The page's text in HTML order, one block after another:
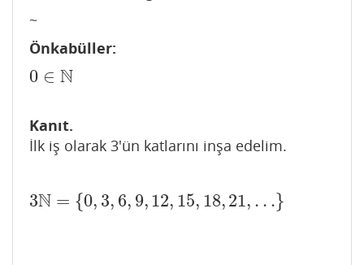
~
Önkabüller:
0 ∈ N
0∈N
Kanıt.
İlk iş olarak 3'ün katlarını inşa edelim.
3N = {0, 3, 6, 9,12, 15, 18,21, …}
3N= {0, 3,6 ,9, 12,15,18,21, …}